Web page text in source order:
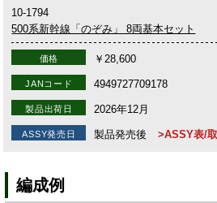
10-1794
500系新幹線「のぞみ」 8両基本セット
価格 ￥28,600
JANコード 4949727709178
製品出荷日 2026年12月
ASSY発売日 製品発売後 >ASSY表/
編成例